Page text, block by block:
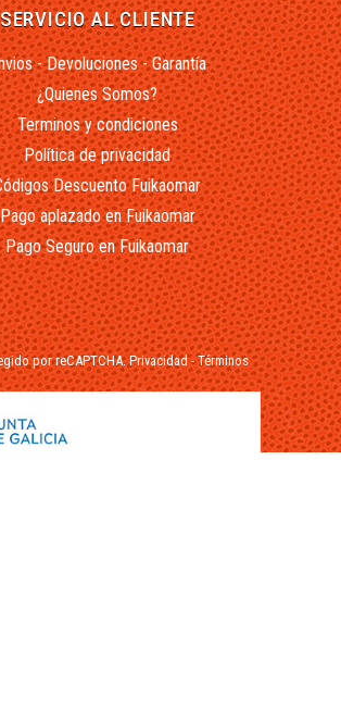
SERVICIO AL CLIENTE
- Devoluciones - Garantía
¿Quienes Somos?
Terminos y condiciones
Política de privacidad
Descuento Fuikaomar
Pago aplazado en Fuikaomar
Pago Seguro en Fuikaomar
por reCAPTCHA.Privacidad-Términos